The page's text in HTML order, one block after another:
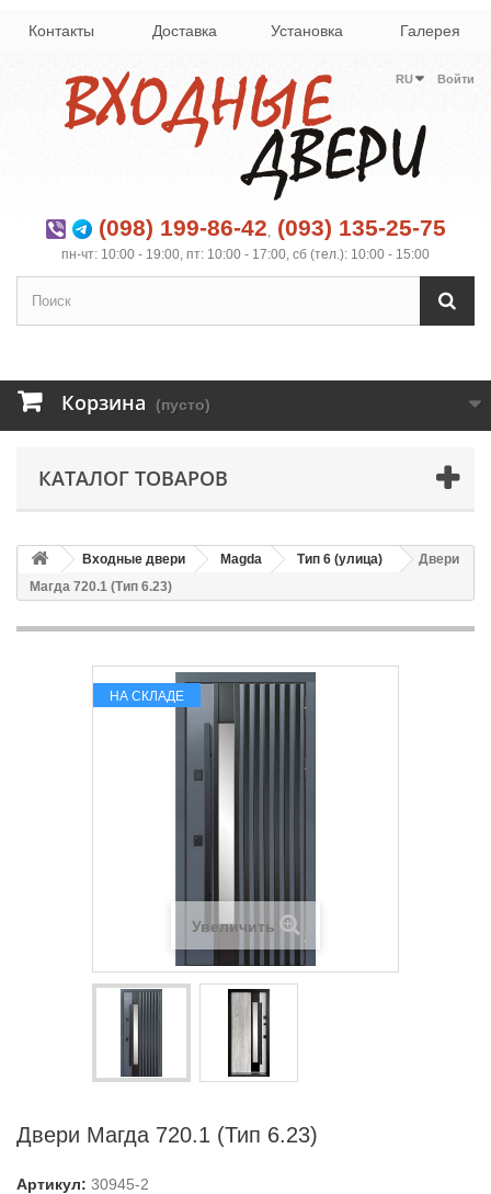
Контакты Доставка Установка Галерея
Войти
RU
(098) 199-86-42, (093) 135-25-75
пн-чт: 10:00 - 19:00, пт: 10:00 - 17:00, сб (тел.): 10:00 - 15:00
Корзина (пусто)
КАТАЛОГ ТОВАРОВ
Входные двери Magda Тип 6 (улица)
Двери
Магда 720.1 (Тип 6.23)
НА СКЛАДЕ
Увеличить
Двери Магда 720.1 (Тип 6.23)
Артикул: 30945-2